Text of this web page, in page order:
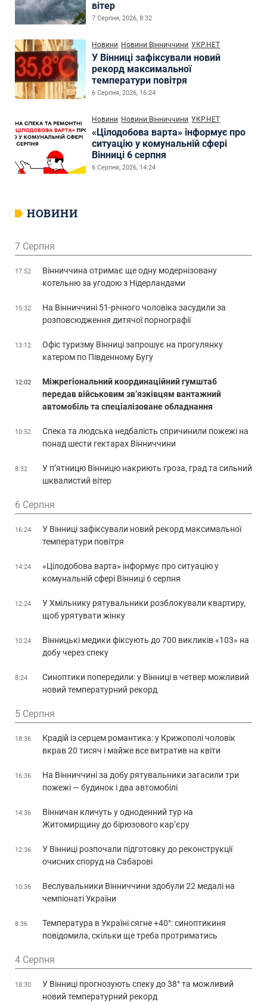
вітер
7 Серпня, 2026, 8:32
Новини Новини Вінниччини УКР.НЕТ
У Вінниці зафіксували новий
рекорд максимальної
температури повітря
6 Серпня, 2026, 16:24
Новини Новини Вінниччини УКР.НЕТ
«Цілодобова варта» інформує про
ситуацію у комунальній сфері
Вінниці 6 серпня
6 Серпня, 2026, 14:24
НОВИНИ
7 Серпня
17:52
Вінниччина отримає ще одну модернізовану
котельню за угодою з Нідерландами
15:32
На Вінниччині 51-річного чоловіка засудили за
розповсюдження дитячої порнографії
13:12
Офіс туризму Вінниці запрошує на прогулянку
катером по Південному Бугу
12:02
Міжрегіональний координаційний гумштаб
передав військовим зв’язківцям вантажний
автомобіль та спеціалізоване обладнання
10:52
Спека та людська недбалість спричинили пожежі на
понад шести гектарах Вінниччини
8:32
У п’ятницю Вінницю накриють гроза, град та сильний
шквалистий вітер
6 Серпня
16:24
У Вінниці зафіксували новий рекорд максимальної
температури повітря
14:24
«Цілодобова варта» інформує про ситуацію у
комунальній сфері Вінниці 6 серпня
12:24
У Хмільнику рятувальники розблокували квартиру,
щоб урятувати жінку
10:24
Вінницькі медики фіксують до 700 викликів «103» на
добу через спеку
8:24
Синоптики попередили: у Вінниці в четвер можливий
новий температурний рекорд
5 Серпня
18:36
Крадій із серцем романтика: у Крижополі чоловік
вкрав 20 тисяч і майже все витратив на квіти
16:36
На Вінниччині за добу рятувальники загасили три
пожежі — будинок і два автомобілі
14:36
Вінничан кличуть у одноденний тур на
Житомирщину до бірюзового кар’єру
12:36
У Вінниці розпочали підготовку до реконструкції
очисних споруд на Сабарові
10:36
Веслувальники Вінниччини здобули 22 медалі на
чемпіонаті України
8:36
Температура в Україні сягне +40°: синоптикиня
повідомила, скільки ще треба протриматись
4 Серпня
18:30
У Вінниці прогнозують спеку до 38° та можливий
новий температурний рекорд